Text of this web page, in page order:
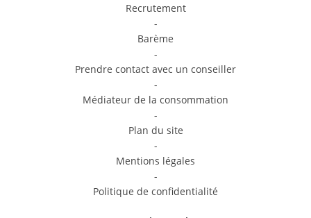
Recrutement
-
Barème
-
Prendre contact avec un conseiller
-
Médiateur de la consommation
-
Plan du site
-
Mentions légales
-
Politique de confidentialité